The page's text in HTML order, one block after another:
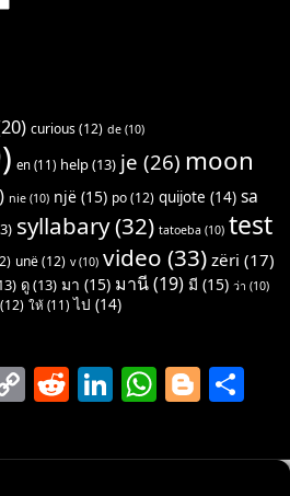
curious(12) de (10)
en (11) help(13) je (26) moon
nie (10) një (15) po(12) quijote (14) sa
syllabary(32) tatoeba (10) test
unë(12) v(10) video (33) zëri (17)
ดู(13) มา (15) มานี(19) มี (15) ว่า (10)
(12) ให้ (11) ไป (14)
C
p
R
d
Li
k
W
at
Bl
g ar